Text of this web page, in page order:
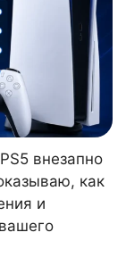
внезапно
как
и